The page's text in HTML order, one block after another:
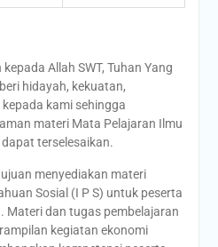
Allah SWT, Tuhan Yang
hidayah, kekuatan,
kami sehingga
materi Mata Pelajaran Ilmu
terselesaikan.
menyediakan materi
Sosial (I P S) untuk peserta
Materi dan tugas pembelajaran
kegiatan ekonomi